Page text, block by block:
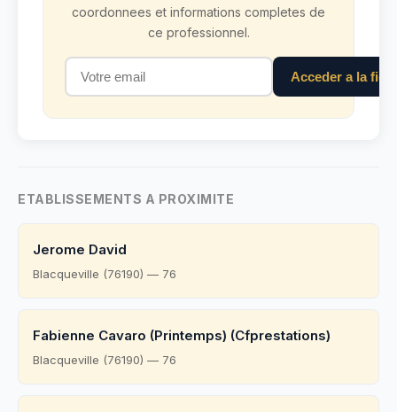
coordonnees et informations completes de
ce professionnel.
Acceder a la
ETABLISSEMENTS A PROXIMITE
Jerome David
Blacqueville (76190) — 76
Fabienne Cavaro (Printemps) (Cfprestations)
Blacqueville (76190) — 76